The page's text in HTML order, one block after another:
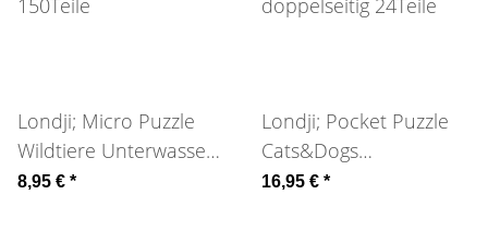
Londji; Micro Puzzle
Wildtiere Unterwasser
150Teile
8,95 € *
Londji; Pocket Puzzle
Cats&Dogs
doppelseitig 24Teile
16,95 € *